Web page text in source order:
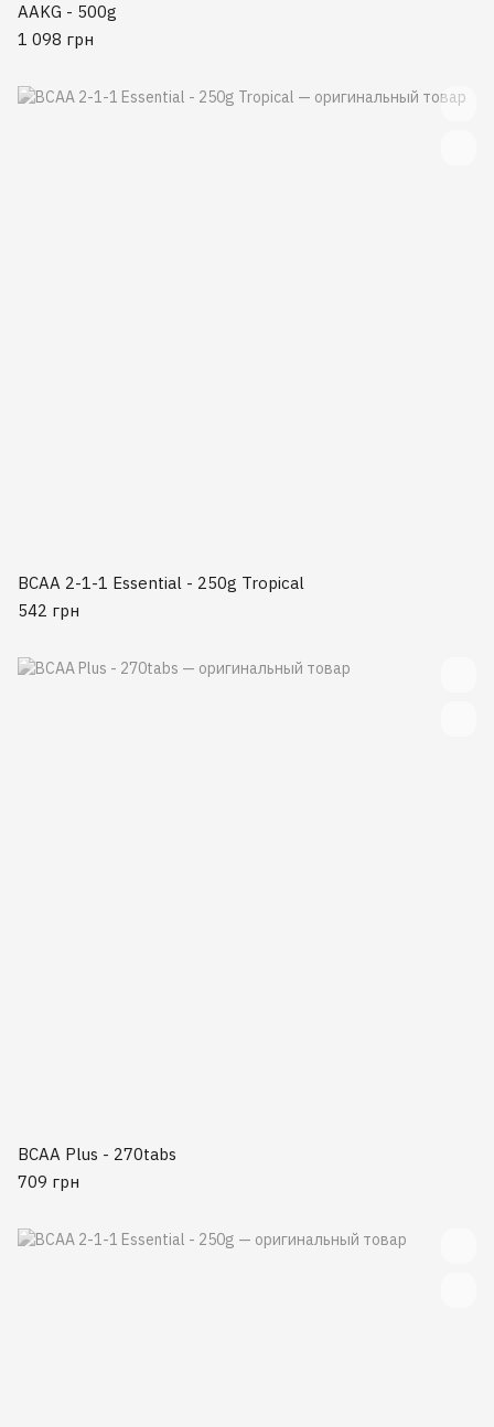
AAKG - 500g
1 098 грн
BCAA 2-1-1 Essential - 250g Tropical
542 грн
BCAA Plus - 270tabs
709 грн